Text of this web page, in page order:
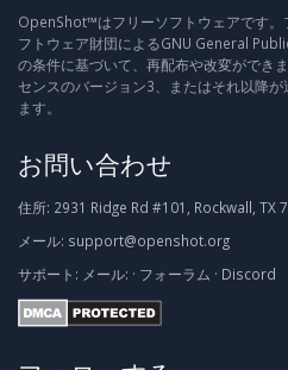
OpenShot™はフリーソフトウェアです。
フトウェア財団によるGNU General
の条件に基づいて、再配布や改変ができ
センスのバージョン3、またはそれ以降が
ます。
お問い合わせ
住所: 2931 Ridge Rd #101, Rockwall, TX
メール: support@openshot.org
サポート: メール: · フォーラム · Discord